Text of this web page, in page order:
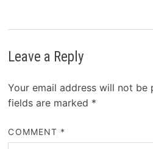
Leave a Reply
Your email address will not be
fields are marked *
COMMENT *